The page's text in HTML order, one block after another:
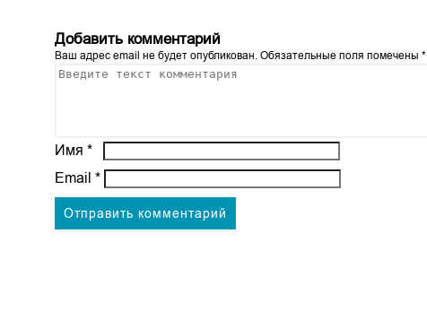
Добавить комментарий
Ваш адрес email не будет опубликован. Обязательные поля помечены*
Имя*
Email*